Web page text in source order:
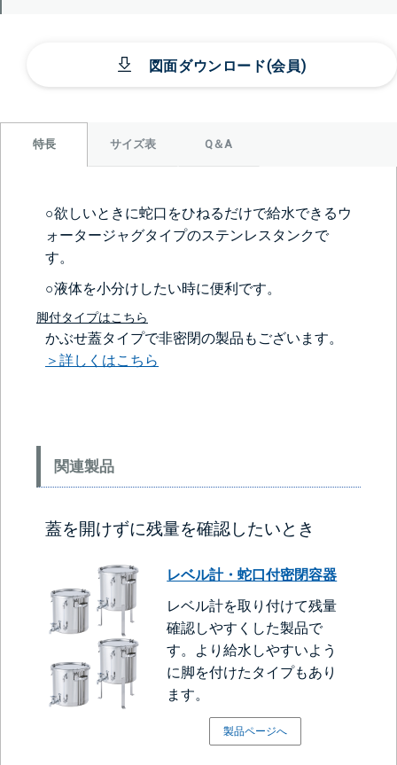
図面ダウンロード(会員)
特長 サイズ表 Q＆A
○欲しいときに蛇口をひねるだけで給水できるウ
ォータージャグタイプのステンレスタンクで
す。
○液体を小分けしたい時に便利です。
脚付タイプはこちら
かぶせ蓋タイプで非密閉の製品もございます。
＞詳しくはこちら
関連製品
蓋を開けずに残量を確認したいとき
レベル計・蛇口付密閉容器
レベル計を取り付けて残量
確認しやすくした製品で
す。より給水しやすいよう
に脚を付けたタイプもあり
ます。
製品ページへ